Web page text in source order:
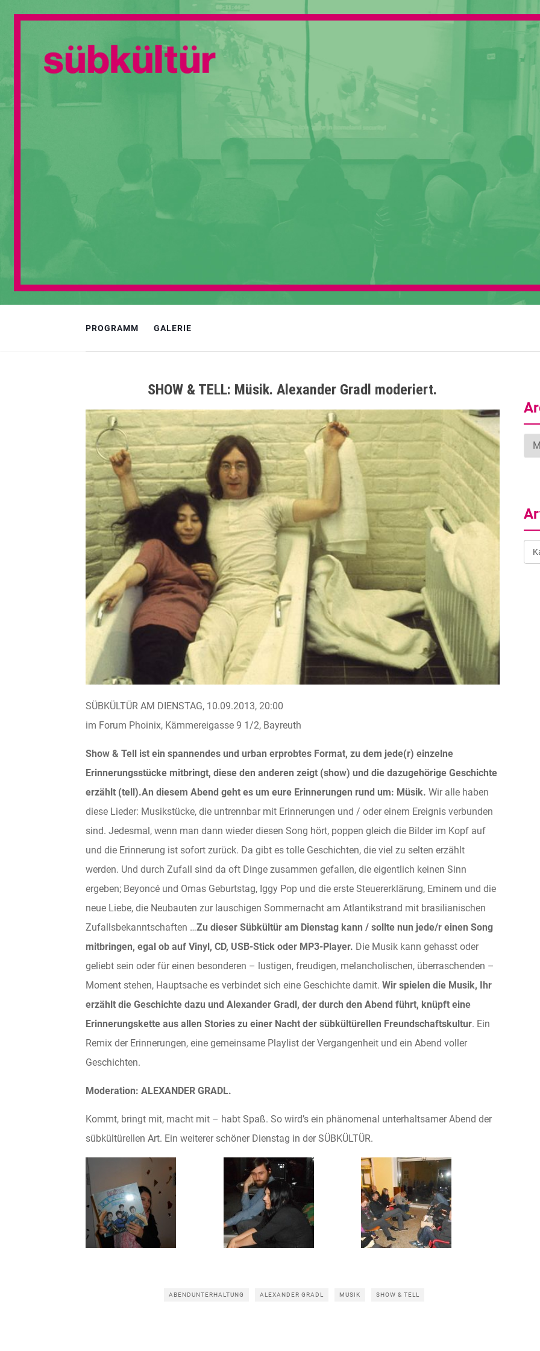
PROGRAMM GALERIE
SHOW & TELL: Müsik. Alexander Gradl moderiert.
SÜBKÜLTÜR AM DIENSTAG, 10.09.2013, 20:00
im Forum Phoinix, Kämmereigasse 9 1/2, Bayreuth
Show & Tell ist ein spannendes und urban erprobtes Format, zu dem jede(r) einzelne
Erinnerungsstücke mitbringt, diese den anderen zeigt (show) und die dazugehörige Geschichte
erzählt (tell).An diesem Abend geht es um eure Erinnerungen rund um: Müsik. Wir alle haben
diese Lieder: Musikstücke, die untrennbar mit Erinnerungen und / oder einem Ereignis verbunden
sind. Jedesmal, wenn man dann wieder diesen Song hört, poppen gleich die Bilder im Kopf auf
und die Erinnerung ist sofort zurück. Da gibt es tolle Geschichten, die viel zu selten erzählt
werden. Und durch Zufall sind da oft Dinge zusammen gefallen, die eigentlich keinen Sinn
ergeben; Beyoncé und Omas Geburtstag, Iggy Pop und die erste Steuererklärung, Eminem und die
neue Liebe, die Neubauten zur lauschigen Sommernacht am Atlantikstrand mit brasilianischen
Zufallsbekanntschaften …Zu dieser Sübkültür am Dienstag kann / sollte nun jede/r einen Song
mitbringen, egal ob auf Vinyl, CD, USB-Stick oder MP3-Player. Die Musik kann gehasst oder
geliebt sein oder für einen besonderen – lustigen, freudigen, melancholischen, überraschenden –
Moment stehen, Hauptsache es verbindet sich eine Geschichte damit. Wir spielen die Musik, Ihr
erzählt die Geschichte dazu und Alexander Gradl, der durch den Abend führt, knüpft eine
Erinnerungskette aus allen Stories zu einer Nacht der sübkültürellen Freundschaftskultur. Ein
Remix der Erinnerungen, eine gemeinsame Playlist der Vergangenheit und ein Abend voller
Geschichten.
Moderation: ALEXANDER GRADL.
Kommt, bringt mit, macht mit – habt Spaß. So wird’s ein phänomenal unterhaltsamer Abend der
sübkültürellen Art. Ein weiterer schöner Dienstag in der SÜBKÜLTÜR.
ABENDUNTERHALTUNG ALEXANDER GRADL MUSIK SHOW & TELL
Art
der